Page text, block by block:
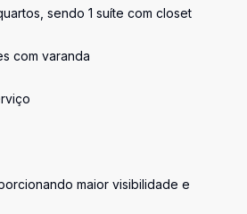
sendo 1 suíte com closet
com varanda
maior visibilidade e